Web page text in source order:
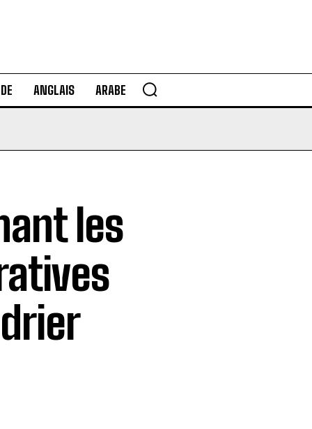
ANGLAIS ARABE
les